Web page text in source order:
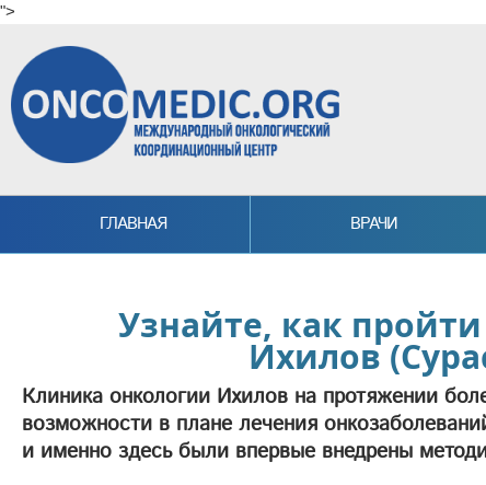
">
ГЛАВНАЯ ВРАЧИ
Узнайте, как
Ихилов
Клиника онкологии Ихилов на протяжении
возможности в плане лечения
и именно здесь были впервые внедрены